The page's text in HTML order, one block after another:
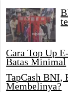
Cara Top Up
Batas Minimal
TapCash BNI,
Membelinya?